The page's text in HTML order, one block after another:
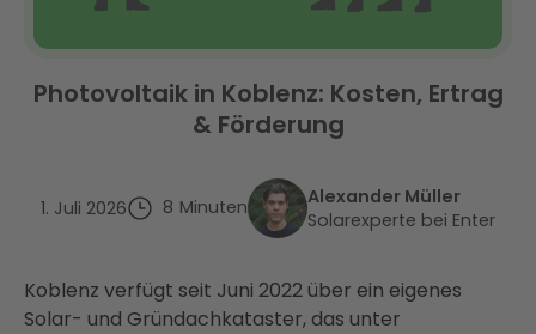
Photovoltaik in Koblenz: Kosten, Ertrag
& Förderung
1. Juli 2026 8 Minuten
Alexander Müller
Solarexperte bei Enter
Koblenz verfügt seit Juni 2022 über ein eigenes
Solar- und Gründachkataster, das unter